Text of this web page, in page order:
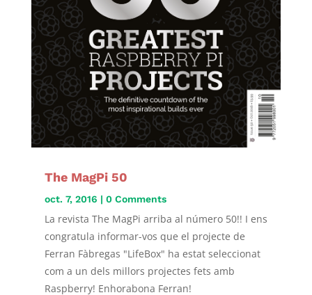
The MagPi 50
oct. 7, 2016 | 0 Comments
La revista The MagPi arriba al número 50!! I ens
congratula informar-vos que el projecte de
Ferran Fàbregas "LifeBox" ha estat seleccionat
com a un dels millors projectes fets amb
Raspberry! Enhorabona Ferran!